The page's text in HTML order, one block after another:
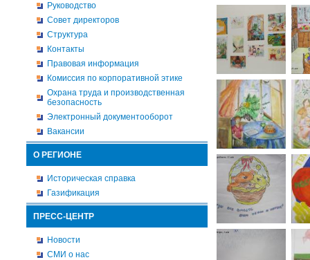
Руководство
Совет директоров
Структура
Контакты
Правовая информация
Комиссия по корпоративной этике
Охрана труда и производственная
безопасность
Электронный документооборот
Вакансии
О РЕГИОНЕ
Историческая справка
Газификация
ПРЕСС-ЦЕНТР
Новости
СМИ о нас